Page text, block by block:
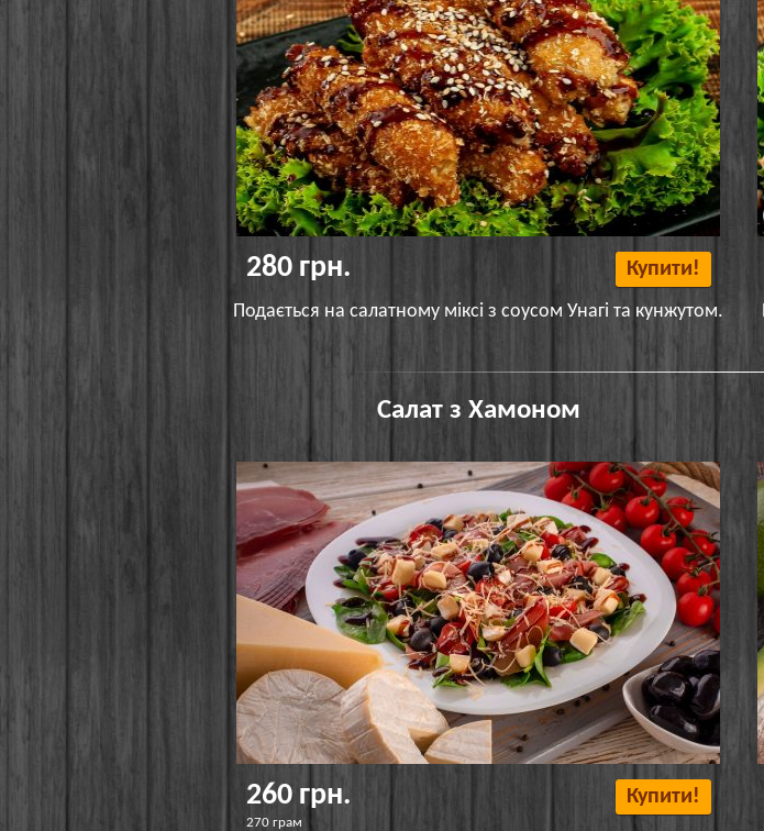
280 грн. Купити!
Подається на салатному міксі з соусом Унагі та кунжутом.
Салат з Хамоном
260 грн.
270 грам
Купити!